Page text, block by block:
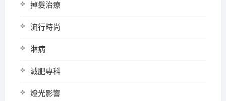
掉髮治療
流行時尚
淋病
減肥專科
燈光影響